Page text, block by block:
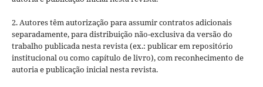
2. Autores têm autorização para assumir contratos adicionais
separadamente, para distribuição não-exclusiva da versão do
trabalho publicada nesta revista (ex.: publicar em repositório
institucional ou como capítulo de livro), com reconhecimento de
autoria e publicação inicial nesta revista.